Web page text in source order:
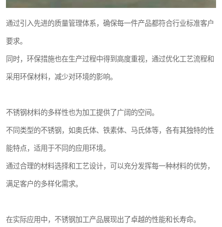
通过引入先进的质量管理体系，确保每一件产品都符合行业标准客户
要求。
同时，环保措施也在生产过程中得到高度重视，通过优化工艺流程和
采用环保材料，减少对环境的影响。
不锈钢材料的多样性也为加工提供了广阔的空间。
不同类型的不锈钢，如奥氏体、铁素体、马氏体等，各有其独特的性
能特点，适用于不同的应用环境。
通过合理的材料选择和工艺设计，可以充分发挥每一种材料的优势，
满足客户的多样化需求。
在实际应用中，不锈钢加工产品展现出了卓越的性能和长寿命。